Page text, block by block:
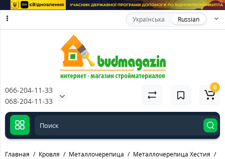
Українська Russian
066-204-11-33
068-204-11-33
0
Главная Кровля Металлочерепица Металлочерепица Хестия